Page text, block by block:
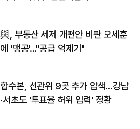
與, 부동산 세제 개편안 비판 오세훈
에 '맹공'…"공급 억제기"
합수본, 선관위 9곳 추가 압색…강남
·서초도 '투표율 허위 입력' 정황